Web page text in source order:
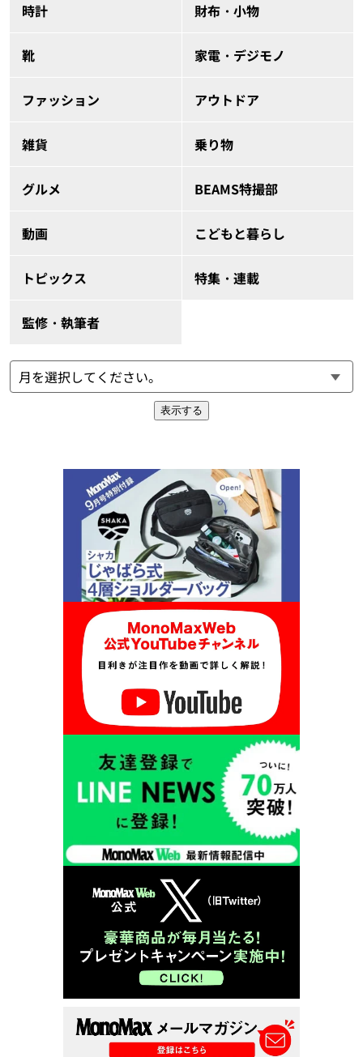
時計 財布・小物
靴 家電・デジモノ
ファッション アウトドア
雑貨 乗り物
グルメ BEAMS特撮部
動画 こどもと暮らし
トピックス 特集・連載
監修・執筆者
表示する